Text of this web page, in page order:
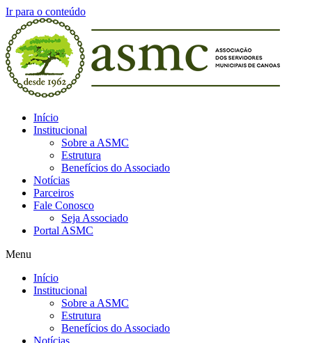
Ir para o conteúdo
Início
Institucional
Sobre a ASMC
Estrutura
Benefícios do Associado
Notícias
Parceiros
Fale Conosco
Seja Associado
Portal ASMC
Menu
Início
Institucional
Sobre a ASMC
Estrutura
Benefícios do Associado
Notícias